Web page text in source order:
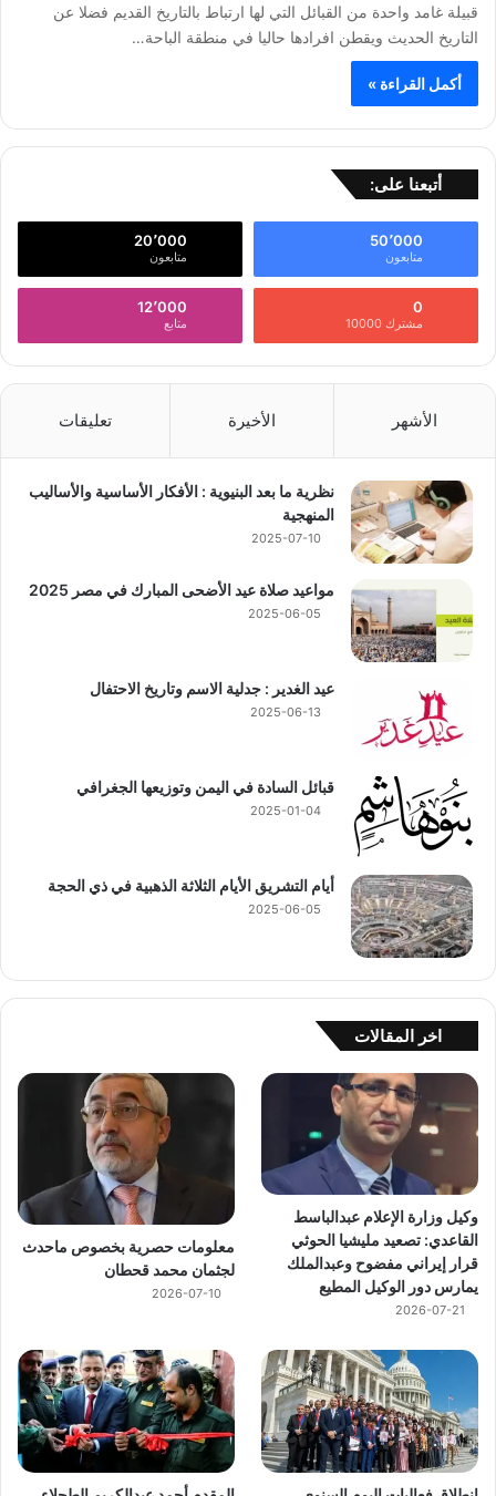
قبيلة غامد واحدة من القبائل التي لها ارتباط بالتاريخ القديم فضلا عن
التاريخ الحديث ويقطن افرادها حاليا في منطقة الباحة…
أكمل القراءة »
أتبعنا على:
50٬000
متابعون
20٬000
متابعون
0
مشترك 10000
12٬000
متابع
الأشهر الأخيرة تعليقات
نظرية ما بعد البنيوية : الأفكار الأساسية والأساليب
المنهجية
2025-07-10
مواعيد صلاة عيد الأضحى المبارك في مصر 2025
2025-06-05
عيد الغدير : جدلية الاسم وتاريخ الاحتفال
2025-06-13
قبائل السادة في اليمن وتوزيعها الجغرافي
2025-01-04
أيام التشريق الأيام الثلاثة الذهبية في ذي الحجة
2025-06-05
اخر المقالات
وكيل وزارة الإعلام عبدالباسط
القاعدي: تصعيد مليشيا الحوثي
قرار إيراني مفضوح وعبدالملك
يمارس دور الوكيل المطيع
2026-07-21
معلومات حصرية بخصوص ماحدث
لجثمان محمد قحطان
2026-07-10